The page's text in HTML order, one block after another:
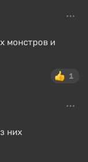
монстров и
1
них